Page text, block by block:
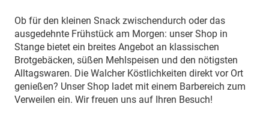
Ob für den kleinen Snack zwischendurch oder das
ausgedehnte Frühstück am Morgen: unser Shop in
Stange bietet ein breites Angebot an klassischen
Brotgebäcken, süßen Mehlspeisen und den nötigsten
Alltagswaren. Die Walcher Köstlichkeiten direkt vor Ort
genießen? Unser Shop ladet mit einem Barbereich zum
Verweilen ein. Wir freuen uns auf Ihren Besuch!